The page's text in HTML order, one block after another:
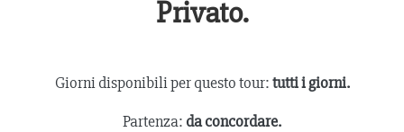
Privato.
Giorni disponibili per questo tour:tutti i giorni.
Partenza: da concordare.